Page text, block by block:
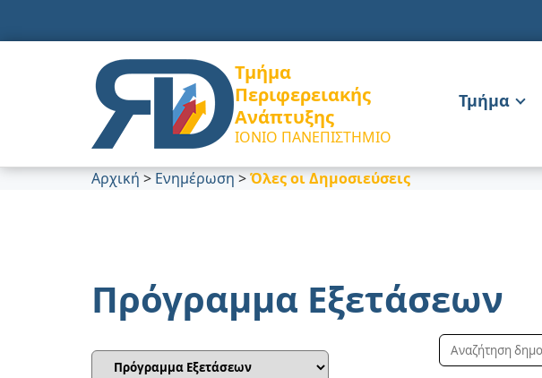
Τμήμα
Περιφερειακής
Ανάπτυξης
ΙΟΝΙΟ ΠΑΝΕΠΙΣΤΗΜΙΟ
Τμήμα
Αρχική > Ενημέρωση >Όλες οι Δημοσιεύσεις
Πρόγραμμα Εξετάσεων